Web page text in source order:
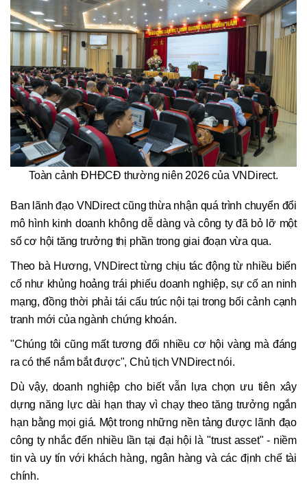
Toàn cảnh ĐHĐCĐ thường niên 2026 của VNDirect.
Ban lãnh đạo VNDirect cũng thừa nhận quá trình chuyển đổi
mô hình kinh doanh không dễ dàng và công ty đã bỏ lỡ một
số cơ hội tăng trưởng thị phần trong giai đoạn vừa qua.
Theo bà Hương, VNDirect từng chịu tác động từ nhiều biến
cố như khủng hoảng trái phiếu doanh nghiệp, sự cố an ninh
mạng, đồng thời phải tái cấu trúc nội tại trong bối cảnh cạnh
tranh mới của ngành chứng khoán.
"Chúng tôi cũng mất tương đối nhiều cơ hội vàng mà đáng
ra có thể nắm bắt được", Chủ tịch VNDirect nói.
Dù vậy, doanh nghiệp cho biết vẫn lựa chọn ưu tiên xây
dựng năng lực dài hạn thay vì chạy theo tăng trưởng ngắn
hạn bằng mọi giá. Một trong những nền tảng được lãnh đạo
công ty nhắc đến nhiều lần tại đại hội là "trust asset" - niềm
tin và uy tín với khách hàng, ngân hàng và các định chế tài
chính.